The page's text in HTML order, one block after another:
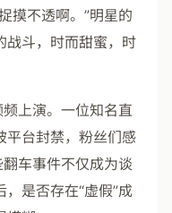
摸不透啊。”明星的
战斗，时而甜蜜，时
上演。一位知名直
平台封禁，粉丝们感
车事件不仅成为谈
是否存在“虚假”成